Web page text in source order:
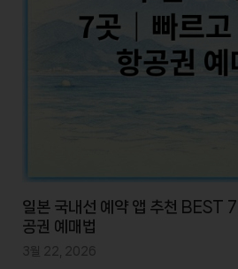
일본 국내선 예약 앱 추천 BEST
공권 예매법
3월 22, 2026